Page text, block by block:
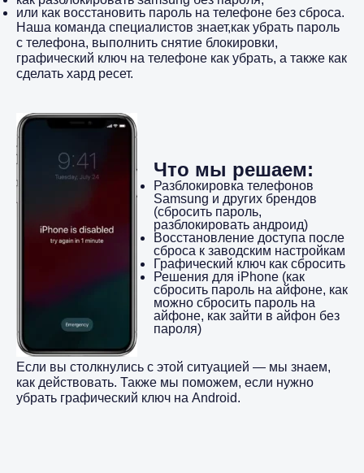
или как восстановить пароль на телефоне без сброса.
Наша команда специалистов знает,как убрать пароль
с телефона, выполнить снятие блокировки,
графический ключ на телефоне как убрать, а также как
сделать хард ресет.
Что мы решаем:
Разблокировка телефонов
Samsung и других брендов
(сбросить пароль,
разблокировать андроид)
Восстановление доступа после
сброса к заводским настройкам
Графический ключ как сбросить
Решения для iPhone (как
сбросить пароль на айфоне, как
можно сбросить пароль на
айфоне, как зайти в айфон без
пароля)
Если вы столкнулись с этой ситуацией — мы знаем,
как действовать. Также мы поможем, если нужно
убрать графический ключ на Android.